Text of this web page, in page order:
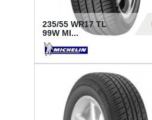
235/55 WR17 TL
99W MI...